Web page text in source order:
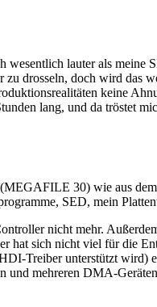
lauter als meine
drosseln, doch wird das
keine
lang, und da tröstet
30) wie aus
SED, mein
nicht mehr.
hat sich nicht viel für die
Treiber unterstützt wird)
und mehreren DMA-